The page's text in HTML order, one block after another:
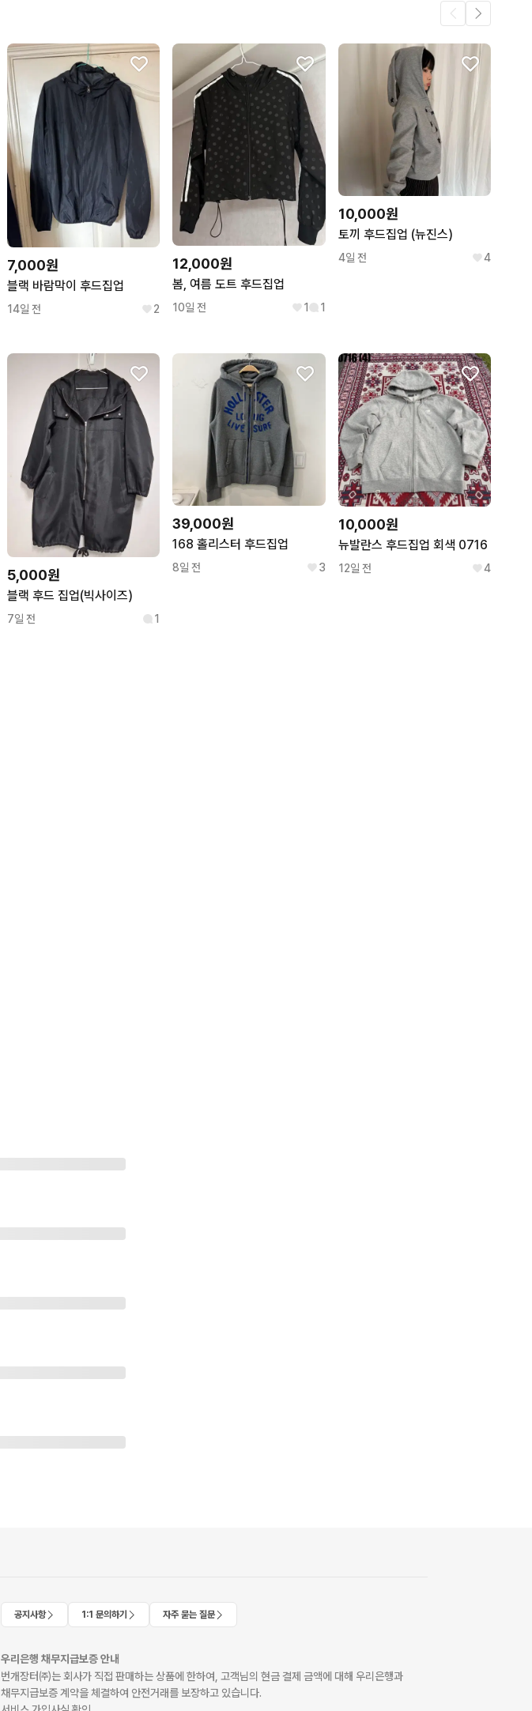
7,000원
블랙 바람막이 후드집업
14일 전 2
12,000원
봄, 여름 도트 후드집업
10일 전 1 1
10,000원
토끼 후드집업 (뉴진스)
4일 전 4
5,000원
블랙 후드 집업(빅사이즈)
7일 전 1
39,000원
168 홀리스터 후드집업
8일 전 3
10,000원
뉴발란스 후드집업 회색 0716
12일 전 4
공지사항 1:1 문의하기 자주 묻는 질문
우리은행 채무지급보증 안내
번개장터㈜는 회사가 직접 판매하는 상품에 한하여, 고객님의 현금 결제 금액에 대해 우리은행과
채무지급보증 계약을 체결하여 안전거래를 보장하고 있습니다.